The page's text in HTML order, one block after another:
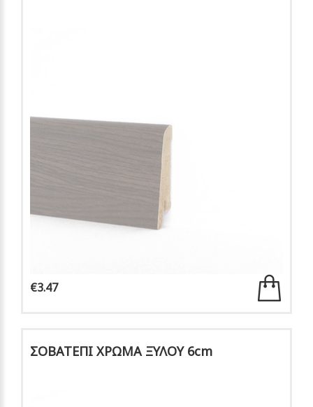
€3.47
ΣΟΒΑΤΕΠΙ ΧΡΩΜΑ ΞΥΛΟΥ 6cm